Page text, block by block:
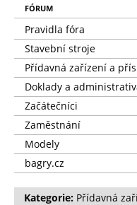
FÓRUM
Pravidla fóra
Stavební stroje
Přídavná zařízení a
Doklady a
Začátečníci
Zaměstnání
Modely
bagry.cz
Kategorie: Přídavná